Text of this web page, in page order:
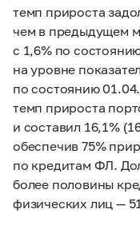
темп прироста
чем в предыдущем
с 1,6% по
на уровне
по состоянию
темп прироста
и составил 16,1%
обеспечив 75%
по кредитам ФЛ.
более половины
физических лиц —